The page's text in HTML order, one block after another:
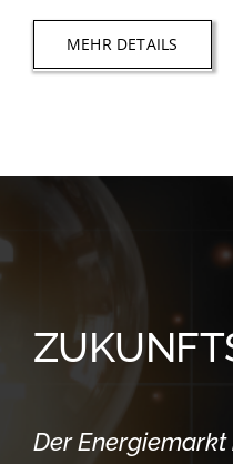
MEHR DETAILS
Der